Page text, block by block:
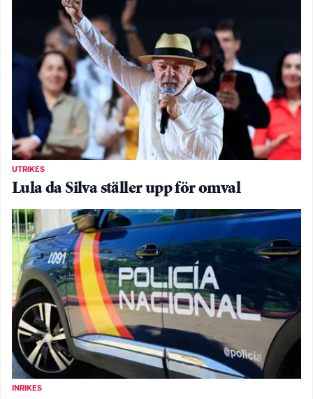
UTRIKES
Lula da Silva ställer upp för omval
INRIKES